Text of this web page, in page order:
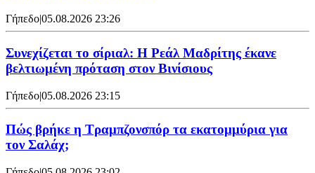
Γήπεδο|05.08.2026 23:26
Συνεχίζεται το σίριαλ: Η Ρεάλ Μαδρίτης έκανε
βελτιωμένη πρόταση στον Βινίσιους
Γήπεδο|05.08.2026 23:15
Πώς βρήκε η Τραμπζονσπόρ τα εκατομμύρια για
τον Σαλάχ;